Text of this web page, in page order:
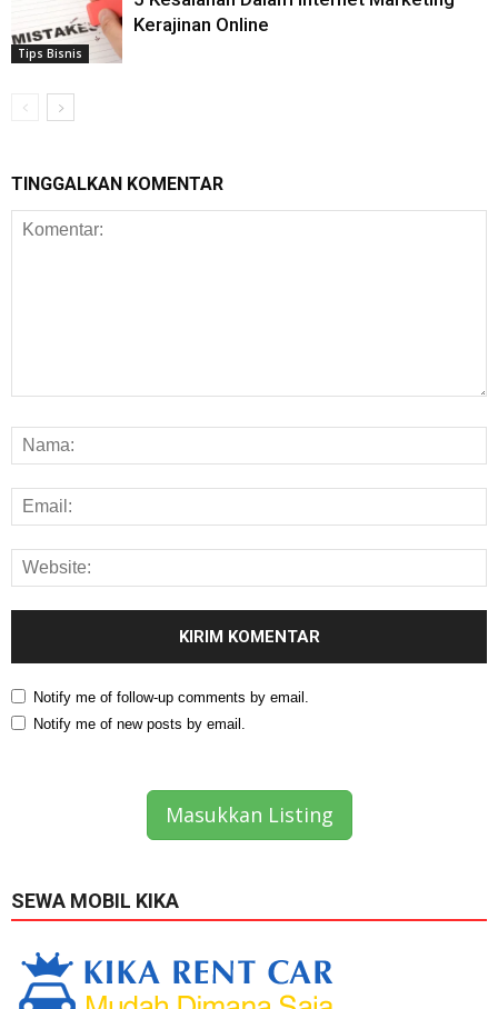
Tips Bisnis
Kerajinan Online
TINGGALKAN KOMENTAR
Notify me of follow-up comments by email.
Notify me of new posts by email.
Masukkan Listing
SEWA MOBIL KIKA